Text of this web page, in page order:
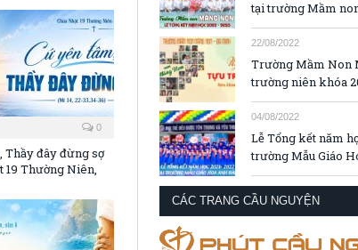
0
Thầy đây đừng sợ
19 Thường Niên,
tại trường Mầm
22/08/2022
Trường Mầm Non
trường niên khóa
04/08/2022
Lễ Tổng kết năm
trường Mẫu Giáo
CÁC TRANG CẦU NGUYỆN